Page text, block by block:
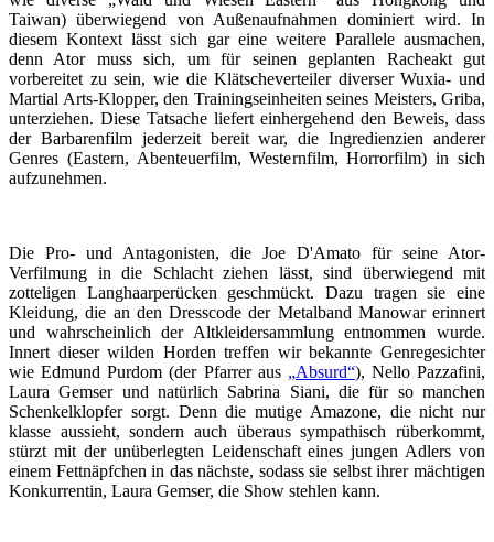
Taiwan) überwiegend von Außenaufnahmen dominiert wird. In
diesem Kontext lässt sich gar eine weitere Parallele ausmachen,
denn Ator muss sich, um für seinen geplanten Racheakt gut
vorbereitet zu sein, wie die Klätscheverteiler diverser Wuxia- und
Martial Arts-Klopper, den Trainingseinheiten seines Meisters, Griba,
unterziehen. Diese Tatsache liefert einhergehend den Beweis, dass
der Barbarenfilm jederzeit bereit war, die Ingredienzien anderer
Genres (Eastern, Abenteuerfilm, Westernfilm, Horrorfilm) in sich
aufzunehmen.
Die Pro- und Antagonisten, die Joe D'Amato für seine Ator-
Verfilmung in die Schlacht ziehen lässt, sind überwiegend mit
zotteligen Langhaarperücken geschmückt. Dazu tragen sie eine
Kleidung, die an den Dresscode der Metalband Manowar erinnert
und wahrscheinlich der Altkleidersammlung entnommen wurde.
Innert dieser wilden Horden treffen wir bekannte Genregesichter
wie Edmund Purdom (der Pfarrer aus „Absurd“), Nello Pazzafini,
Laura Gemser und natürlich Sabrina Siani, die für so manchen
Schenkelklopfer sorgt. Denn die mutige Amazone, die nicht nur
klasse aussieht, sondern auch überaus sympathisch rüberkommt,
stürzt mit der unüberlegten Leidenschaft eines jungen Adlers von
einem Fettnäpfchen in das nächste, sodass sie selbst ihrer mächtigen
Konkurrentin, Laura Gemser, die Show stehlen kann.